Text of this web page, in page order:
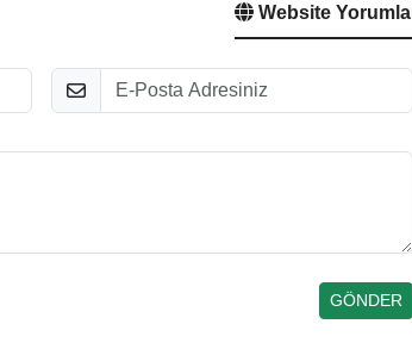
Website
E-Posta